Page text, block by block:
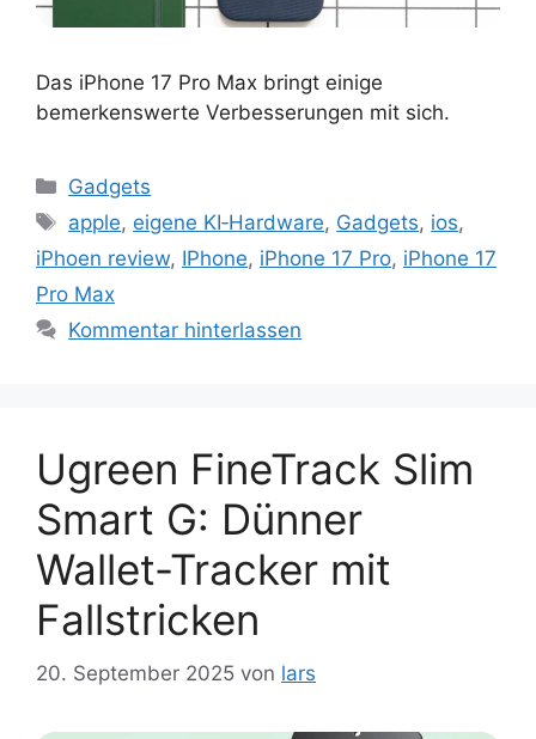
Das iPhone 17 Pro Max bringt einige
bemerkenswerte Verbesserungen mit sich.
Kategorien
Gadgets
Schlagwörter
apple, eigene KI‑Hardware, Gadgets, ios,
iPhoen review, IPhone, iPhone 17 Pro, iPhone 17
Pro Max
Kommentar hinterlassen
Ugreen FineTrack Slim
Smart G: Dünner
Wallet-Tracker mit
Fallstricken
20. September 2025 von lars